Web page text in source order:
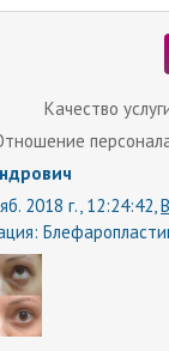
Качество
2018 г., 12:24:42,